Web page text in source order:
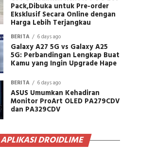
Pack,Dibuka untuk Pre-order
Eksklusif Secara Online dengan
Harga Lebih Terjangkau
BERITA 6 days ago
Galaxy A27 5G vs Galaxy A25
5G: Perbandingan Lengkap Buat
Kamu yang Ingin Upgrade Hape
BERITA 6 days ago
ASUS Umumkan Kehadiran
Monitor ProArt OLED PA279CDV
dan PA329CDV
APLIKASI DROIDLIME